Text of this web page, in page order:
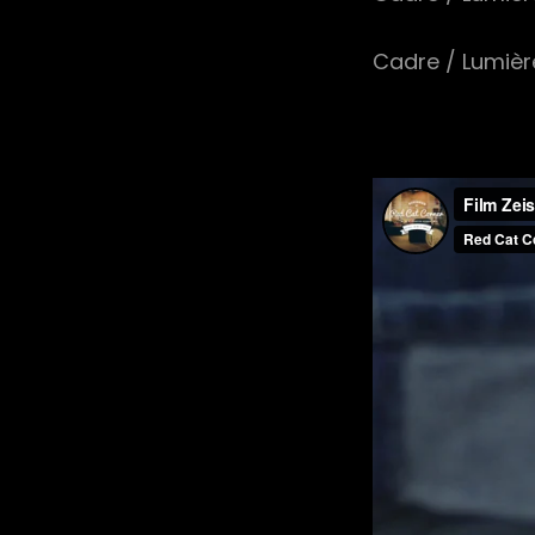
Cadre /